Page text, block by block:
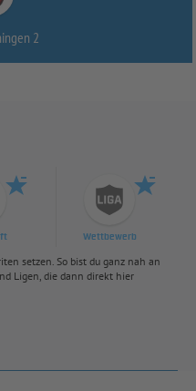
2
Wettbewerb
setzen. So bist du ganz nah an
Ligen, die dann direkt hier